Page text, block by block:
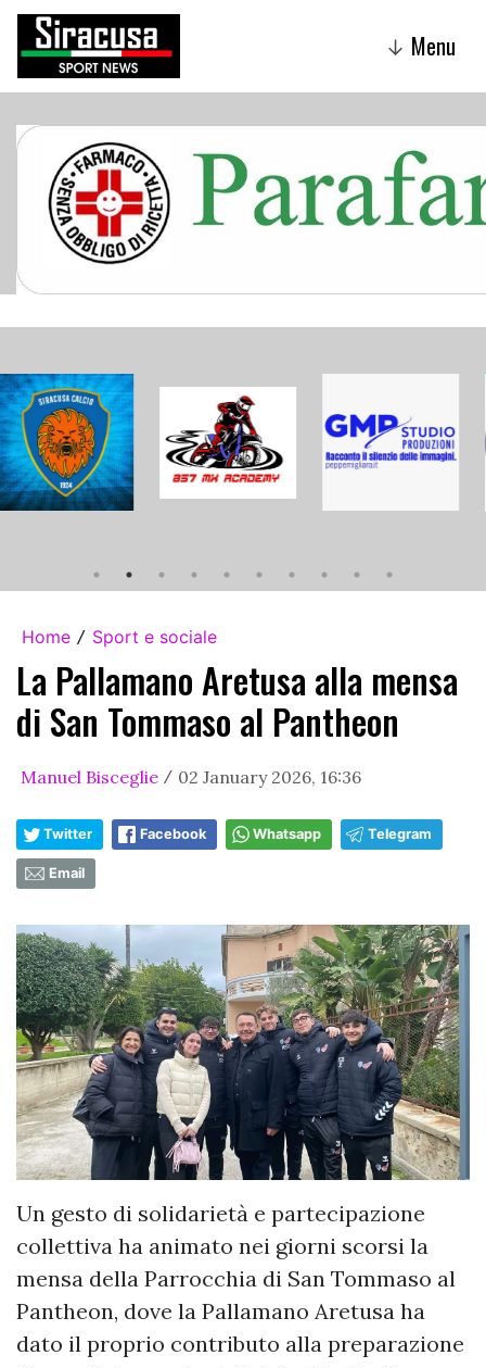
↓ Menu
Home / Sport e sociale
La Pallamano Aretusa alla mensa
di San Tommaso al Pantheon
Manuel Bisceglie / 02 January 2026, 16:36
Twitter Facebook Whatsapp Telegram
Email
Un gesto di solidarietà e partecipazione
collettiva ha animato nei giorni scorsi la
mensa della Parrocchia di San Tommaso al
Pantheon, dove la Pallamano Aretusa ha
dato il proprio contributo alla preparazione